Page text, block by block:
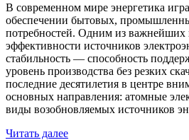
В современном мире энергетика
обеспечении бытовых,
потребностей. Одним из важнейших
эффективности источников
стабильность — способность
уровень производства без резких
последние десятилетия в центре
основных направления: атомные
виды возобновляемых источников
Читать далее